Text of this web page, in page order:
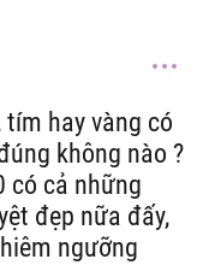
hay vàng có
không nào ?
có cả những
đẹp nữa đấy,
ngưỡng